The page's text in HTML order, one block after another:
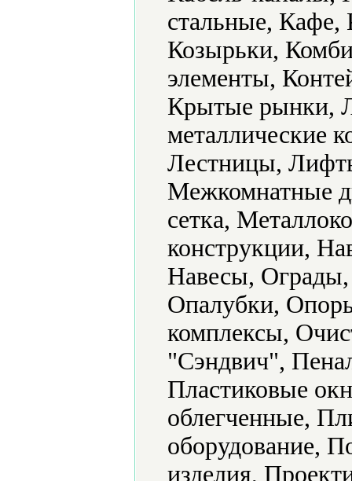
стальные, Кафе,
Козырьки,
элементы,
Крытые рынки,
металлические
Лестницы,
Межкомнатные
сетка,
конструкции,
Навесы,
Опалубки,
комплексы,
"Сэндвич",
Пластиковые
облегченные,
оборудование,
изделия,